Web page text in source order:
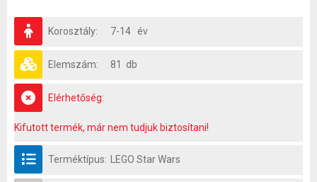
Korosztály: 7-14 év
Elemszám: 81 db
Elérhetőség:
Kifutott termék, már nem tudjuk biztosítani!
Terméktípus: LEGO Star Wars